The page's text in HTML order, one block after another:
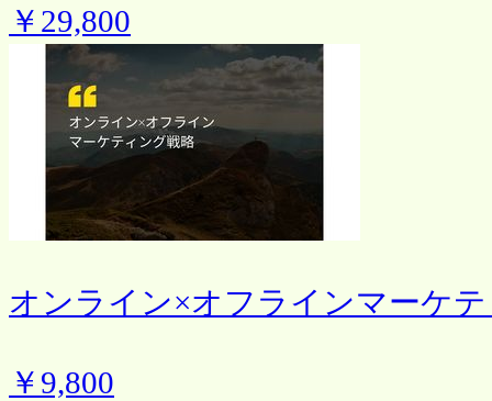
￥29,800
オンライン×オフラインマーケ
￥9,800